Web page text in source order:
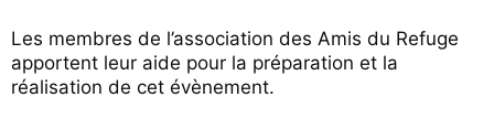
Les membres de l’association des Amis du Refuge
apportent leur aide pour la préparation et la
réalisation de cet évènement.